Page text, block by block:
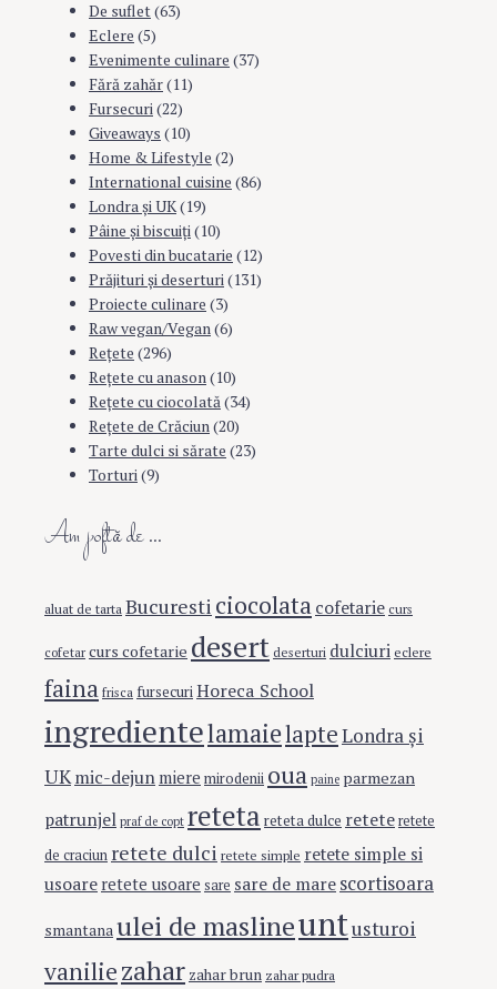
De suflet (63)
Eclere (5)
Evenimente culinare (37)
Fără zahăr(11)
Fursecuri (22)
Giveaways (10)
Home & Lifestyle (2)
International cuisine (86)
Londra şi UK(19)
Pâine şi biscuiţi (10)
Povesti din bucatarie (12)
Prăjituri şi deserturi (131)
Proiecte culinare (3)
Raw vegan/Vegan (6)
Rețete (296)
Reţete cu anason (10)
Reţete cu ciocolată (34)
Reţete de Crăciun (20)
Tarte dulci si sărate (23)
Torturi (9)
Am poftă de …
aluat de tarta Bucuresti ciocolata cofetarie curs
cofetar curs cofetarie desert deserturi dulciuri eclere
faina frisca fursecuri Horeca School
ingredientelamaielapteLondra şi
UKmic-dejun miere mirodenii oua paine parmezan
patrunjel praf de copt reteta reteta dulce reteteretete
de craciun retete dulci retete simple retete simple si
usoare retete usoare sare sare de mare scortisoara
smantana ulei de maslineuntusturoi
vaniliezahar zahar brun zahar pudra